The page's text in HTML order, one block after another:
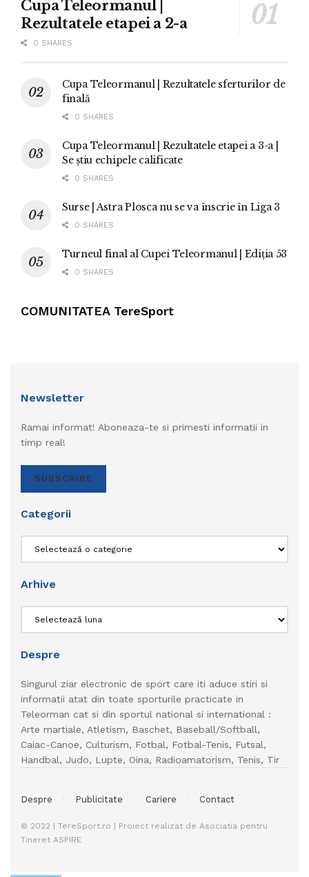
Cupa Teleormanul |
Rezultatele etapei a 2-a
0 SHARES
Cupa Teleormanul | Rezultatele sferturilor de
finală
0 SHARES
Cupa Teleormanul | Rezultatele etapei a 3-a |
Se știu echipele calificate
0 SHARES
Surse | Astra Plosca nu se va înscrie în Liga 3
0 SHARES
Turneul final al Cupei Teleormanul | Ediția 53
0 SHARES
COMUNITATEA TereSport
Newsletter
Ramai informat! Aboneaza-te si primesti informatii in
timp real!
SUBSCRIBE
Categorii
Arhive
Despre
Singurul ziar electronic de sport care iti aduce stiri si
informatii atat din toate sporturile practicate in
Teleorman cat si din sportul national si international :
Arte martiale, Atletism, Baschet, Baseball/Softball,
Caiac-Canoe, Culturism, Fotbal, Fotbal-Tenis, Futsal,
Handbal, Judo, Lupte, Oina, Radioamatorism, Tenis, Tir
Despre Publicitate Cariere Contact
© 2022 | TereSport.ro | Proiect realizat de Asociatia pentru
Tineret ASPIRE